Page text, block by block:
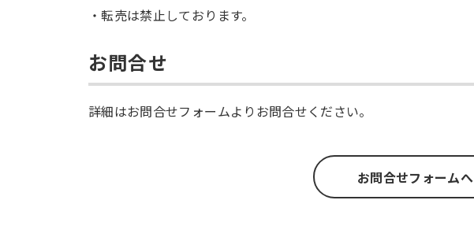
転売は禁止しております。
お問合せ
詳細はお問合せフォームよりお問合せください。
お問合せフォームへ